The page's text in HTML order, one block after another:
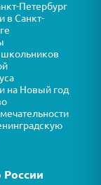
Петербург
в Санкт-
на Новый год